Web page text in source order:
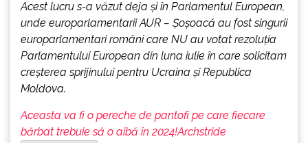
Acest lucru s-a văzut deja și în Parlamentul European,
unde europarlamentarii AUR – Șoșoacă au fost singurii
europarlamentari români care NU au votat rezoluția
Parlamentului European din luna iulie în care solicitam
creșterea sprijinului pentru Ucraina și Republica
Moldova.
Aceasta va fi o pereche de pantofi pe care fiecare
bărbat trebuie să o aibă în 2024!Archstride